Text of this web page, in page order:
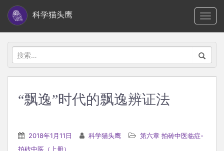
i
科学猫头鹰
搜
索：
“飘逸”时代的飘逸辨证法
2018年1月11日 科学猫头鹰
第六章 拍砖中医临症-
拍砖中医（上册）